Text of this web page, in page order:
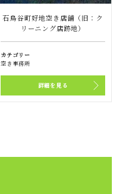
石鳥谷町好地空き店舗（旧：ク
リーニング店跡地）
カテゴリー
空き事務所
詳細を見る